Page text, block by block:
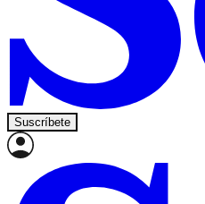
Suscríbete